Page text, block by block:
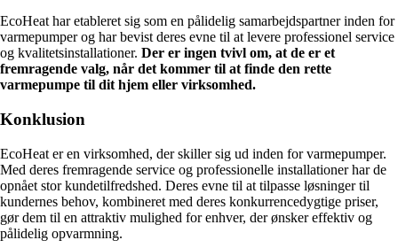
EcoHeat har etableret sig som en pålidelig samarbejdspartner inden for
varmepumper og har bevist deres evne til at levere professionel service
og kvalitetsinstallationer. Der er ingen tvivl om, at de er et
fremragende valg, når det kommer til at finde den rette
varmepumpe til dit hjem eller virksomhed.
Konklusion
EcoHeat er en virksomhed, der skiller sig ud inden for varmepumper.
Med deres fremragende service og professionelle installationer har de
opnået stor kundetilfredshed. Deres evne til at tilpasse løsninger til
kundernes behov, kombineret med deres konkurrencedygtige priser,
gør dem til en attraktiv mulighed for enhver, der ønsker effektiv og
pålidelig opvarmning.